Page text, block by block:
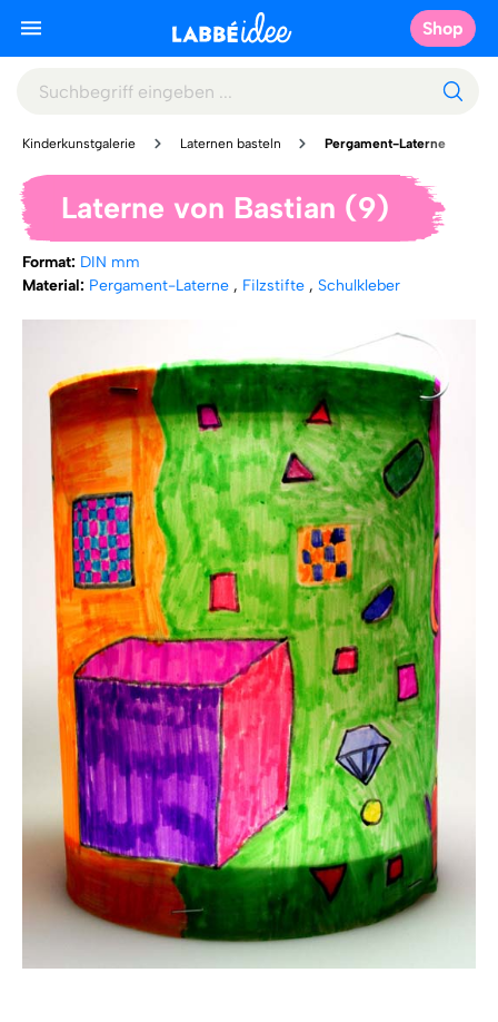
Shop
Kinderkunstgalerie Laternen basteln Pergament-Laterne
Laterne von Bastian (9)
Format: DIN mm
Material: Pergament-Laterne , Filzstifte , Schulkleber